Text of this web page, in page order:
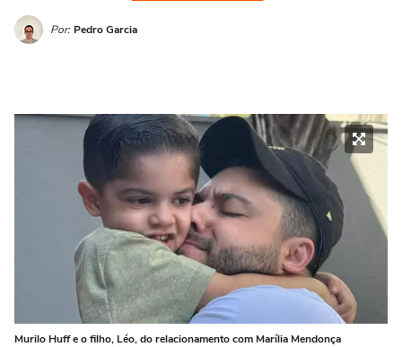
Por: Pedro Garcia
Murilo Huff e o filho, Léo, do relacionamento com Marília Mendonça